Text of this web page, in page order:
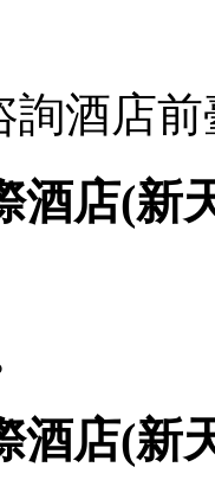
詢酒店前
酒店(新
酒店(新